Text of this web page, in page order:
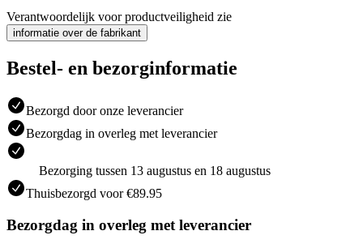
Verantwoordelijk voor productveiligheid zie
informatie over de fabrikant
Bestel- en bezorginformatie
Bezorgd door onze leverancier
Bezorgdag in overleg met leverancier
Bezorging tussen 13 augustus en 18 augustus
Thuisbezorgd voor €89.95
Bezorgdag in overleg met leverancier